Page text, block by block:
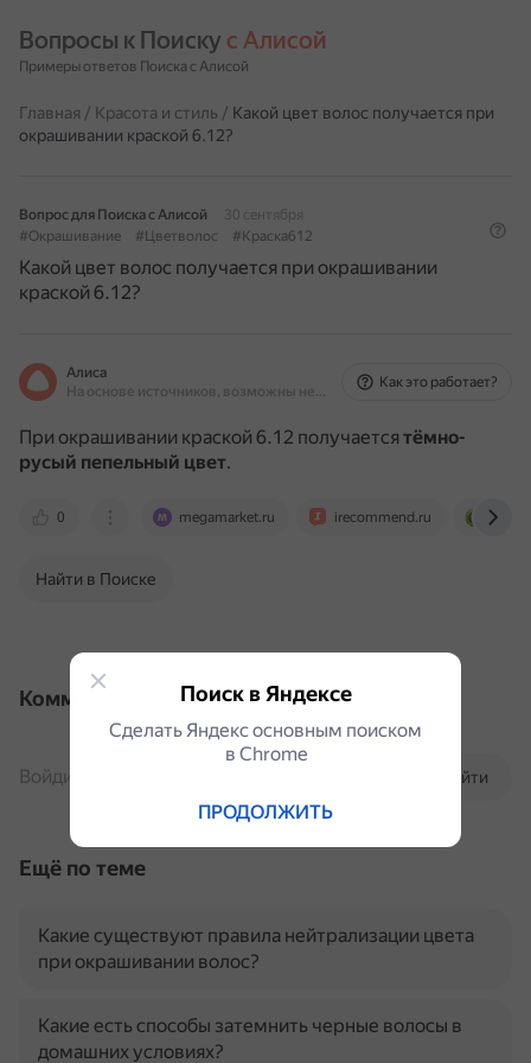
Вопросы к Поиску с Алисой
Примеры ответов Поиска с Алисой
Главная / Красота и стиль / Какой цвет волос получается при
окрашивании краской 6.12?
Вопрос для Поиска с Алисой
30 сентября
#Окрашивание
#Цветволос #Краска612
Какой цвет волос получается при окрашивании
краской 6.12?
Алиса
На основе источников, возможны неточности
Как это работает?
При окрашивании краской 6.12 получается тёмно-
русый пепельный цвет.
0 megamarket.ru irecommend.ru
Найти в Поиске
Комментарии
Войти
Войдите, чтобы комментировать
Ещё по теме
Какие существуют правила нейтрализации цвета
при окрашивании волос?
Какие есть способы затемнить черные волосы в
домашних условиях?
Поиск в Яндексе
Сделать Яндекс основным поиском
в Сhrome
ПРОДОЛЖИТЬ